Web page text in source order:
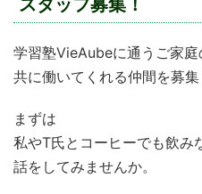
スタッフ募集！
学習塾VieAubeに通うご家庭
共に働いてくれる仲間を募集
まずは
私やT氏とコーヒーでも飲み
話をしてみませんか。